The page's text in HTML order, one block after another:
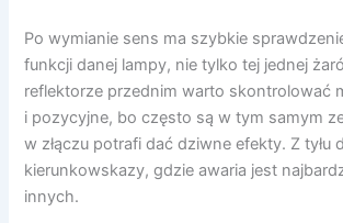
Po wymianie sens ma szybkie
funkcji danej lampy, nie tylko tej jednej
reflektorze przednim warto skontrolować
i pozycyjne, bo często są w tym samym
w złączu potrafi dać dziwne efekty. Z tyłu
kierunkowskazy, gdzie awaria jest
innych.